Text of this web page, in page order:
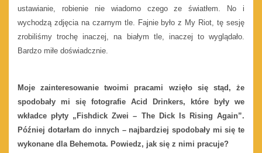
ustawianie, robienie nie wiadomo czego ze światłem. No i
wychodzą zdjęcia na czarnym tle. Fajnie było z My Riot, tę sesję
zrobiliśmy trochę inaczej, na białym tle, inaczej to wyglądało.
Bardzo miłe doświadcznie.
Moje zainteresowanie twoimi pracami wzięło się stąd, że
spodobały mi się fotografie Acid Drinkers, które były we
wkładce płyty „Fishdick Zwei – The Dick Is Rising Again”.
Później dotarłam do innych – najbardziej spodobały mi się te
wykonane dla Behemota. Powiedz, jak się z nimi pracuje?